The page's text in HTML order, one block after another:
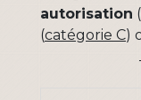
autorisation (
(catégorie C)